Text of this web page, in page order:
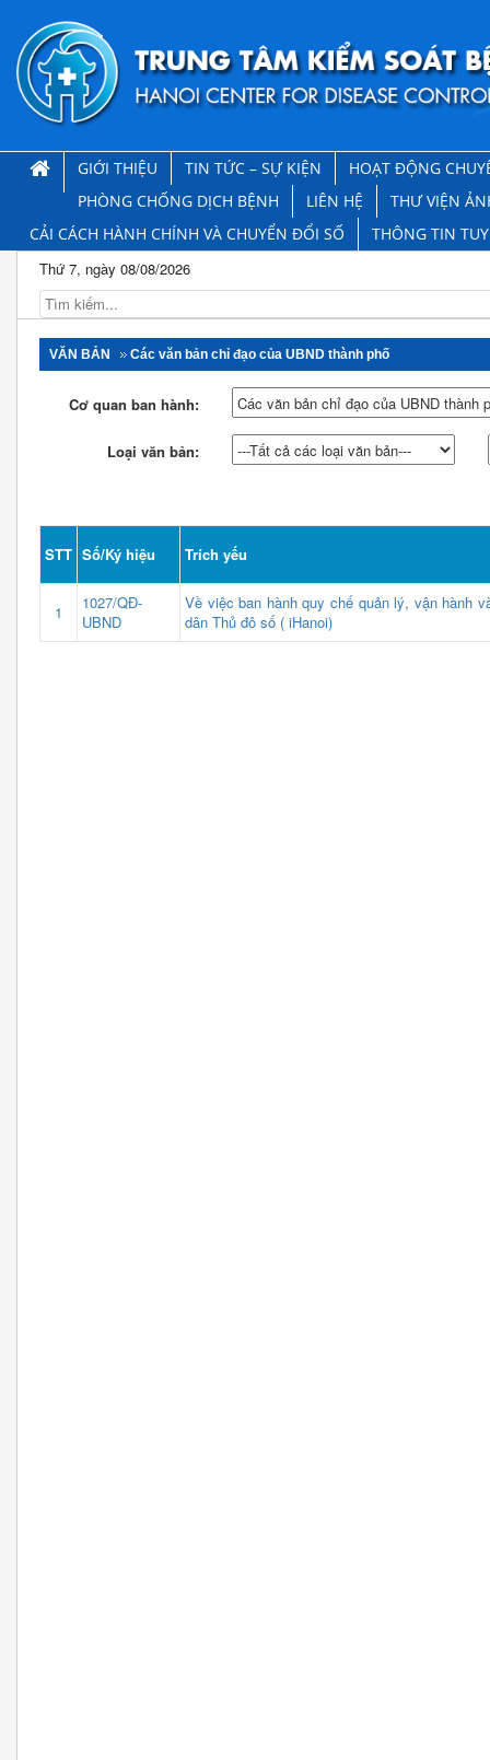
GIỚI THIỆU TIN TỨC – SỰ KIỆN
HOẠT ĐỘNG
PHÒNG CHỐNG DỊCH BỆNH
LIÊN HỆ
THƯ VIỆN
CẢI CÁCH HÀNH CHÍNH VÀ CHUYỂN ĐỔI SỐ
THÔNG TIN
Thứ 7, ngày 08/08/2026
VĂN BẢN Các văn bản chỉ đạo của UBND thành phố
Cơ quan ban hành:
Loại văn bản:
STT Số/Ký hiệu Trích yếu
1
1027/QĐ-
UBND
Về việc ban hành quy chế quản lý, vận hành
dân Thủ đô số ( iHanoi)